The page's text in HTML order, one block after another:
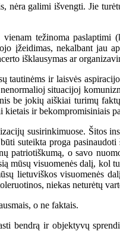
galimi išvengti. Jie
težinoma paslaptimi
įžeidimas, nekalbant jau
išklausymas ar
ir laisvės
situacijoj
be jokių aiškiai turimų
kietais ir bekompromisiniais
susirinkimuose. Šitos
suteikta proga
patriotiškumą, o savo
mūsų visuomenės dalį,
lietuviškos visuomenės
niekas neturėtų
o ne faktais.
bendrą ir objektyvų